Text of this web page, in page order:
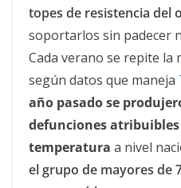
topes de resistencia del
soportarlos sin padecer
Cada verano se repite la
según datos que maneja
año pasado se
defunciones atribuibles
temperatura a nivel
el grupo de mayores de